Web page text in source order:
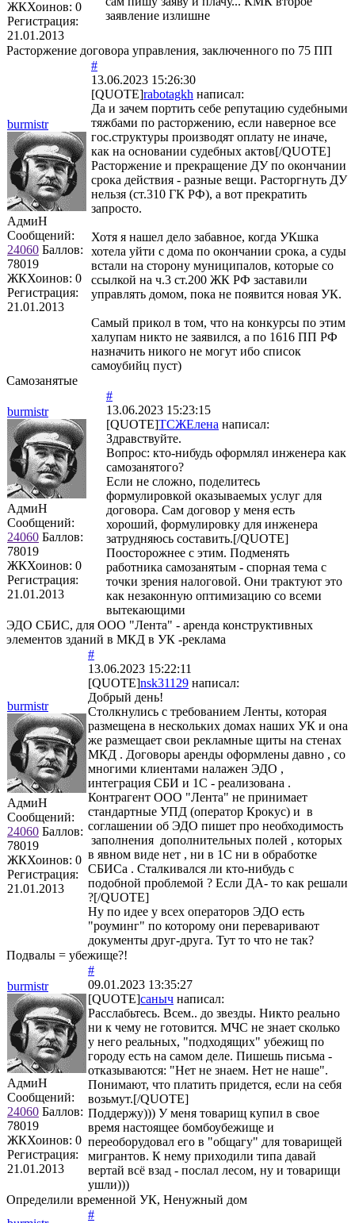
ЖКХоинов: 0
Регистрация:
21.01.2013
заявление излишне
Расторжение договора управления, заключенного по 75 ПП
burmistr
АдмиН
Сообщений:
24060 Баллов:
78019
ЖКХоинов: 0
Регистрация:
21.01.2013
#
13.06.2023 15:26:30
[QUOTE]rabotagkh написал:
Да и зачем портить себе репутацию судебными
тяжбами по расторжению, если наверное все
гос.структуры производят оплату не иначе,
как на основании судебных актов[/QUOTE]
Расторжение и прекращение ДУ по окончании
срока действия - разные вещи. Расторгнуть ДУ
нельзя (ст.310 ГК РФ), а вот прекратить
запросто.
Хотя я нашел дело забавное, когда УКшка
хотела уйти с дома по окончании срока, а суды
встали на сторону муниципалов, которые со
ссылкой на ч.3 ст.200 ЖК РФ заставили
управлять домом, пока не появится новая УК.
Самый прикол в том, что на конкурсы по этим
халупам никто не заявился, а по 1616 ПП РФ
назначить никого не могут ибо список
самоубийц пуст)
Самозанятые
burmistr
АдмиН
Сообщений:
24060 Баллов:
78019
ЖКХоинов: 0
Регистрация:
21.01.2013
#
13.06.2023 15:23:15
[QUOTE]ТСЖЕлена написал:
Здравствуйте.
Вопрос: кто-нибудь оформлял инженера как
самозанятого?
Если не сложно, поделитесь
формулировкой оказываемых услуг для
договора. Сам договор у меня есть
хороший, формулировку для инженера
затрудняюсь составить.[/QUOTE]
Поосторожнее с этим. Подменять
работника самозанятым - спорная тема с
точки зрения налоговой. Они трактуют это
как незаконную оптимизацию со всеми
вытекающими
ЭДО СБИС, для ООО "Лента" - аренда конструктивных
элементов зданий в МКД в УК -реклама
burmistr
АдмиН
Сообщений:
24060 Баллов:
78019
ЖКХоинов: 0
Регистрация:
21.01.2013
#
13.06.2023 15:22:11
[QUOTE]nsk31129 написал:
Добрый день!
Столкнулись с требованием Ленты, которая
размещена в нескольких домах наших УК и она
же размещает свои рекламные щиты на стенах
МКД . Договоры аренды оформлены давно , со
многими клиентами налажен ЭДО ,
интеграция СБИ и 1С - реализована .
Контрагент ООО "Лента" не принимает
стандартные УПД (оператор Крокус) и в
соглашении об ЭДО пишет про необходимость
заполнения дополнительных полей , которых
в явном виде нет , ни в 1С ни в обработке
СБИСа . Сталкивался ли кто-нибудь с
подобной проблемой ? Если ДА- то как решали
?[/QUOTE]
Ну по идее у всех операторов ЭДО есть
"роуминг" по которому они переваривают
документы друг-друга. Тут то что не так?
Подвалы = убежище?!
burmistr
АдмиН
Сообщений:
24060 Баллов:
78019
ЖКХоинов: 0
Регистрация:
21.01.2013
#
09.01.2023 13:35:27
[QUOTE]саныч написал:
Расслабьтесь. Всем.. до звезды. Никто реально
ни к чему не готовится. МЧС не знает сколько
у него реальных, "подходящих" убежищ по
городу есть на самом деле. Пишешь письма -
отказываются: "Нет не знаем. Нет не наше".
Понимают, что платить придется, если на себя
возьмут.[/QUOTE]
Поддержу))) У меня товарищ купил в свое
время настоящее бомбоубежище и
переоборудовал его в "общагу" для товарищей
мигрантов. К нему приходили типа давай
вертай всё взад - послал лесом, ну и товарищи
ушли)))
Определили временной УК, Ненужный дом
#